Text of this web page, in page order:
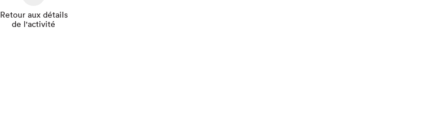
Retour aux détails
de l'activité